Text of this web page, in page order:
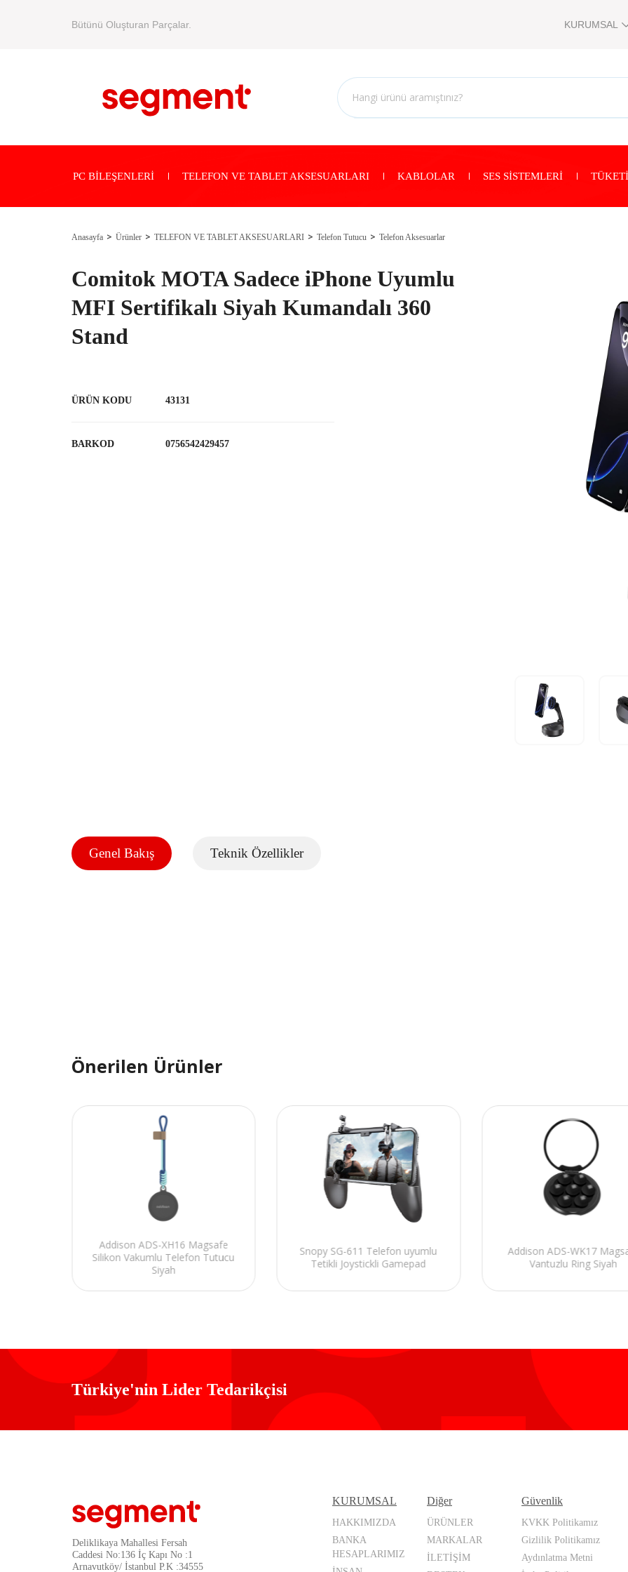
Bütünü Oluşturan Parçalar. KURUMSAL
PC BİLEŞENLERİ TELEFON VE TABLET AKSESUARLARI KABLOLAR SES SİSTEMLERİ
Anasayfa Ürünler TELEFON VE TABLET AKSESUARLARI Telefon Tutucu Telefon Aksesuarlar
Comitok MOTA Sadece iPhone Uyumlu
MFI Sertifikalı Siyah Kumandalı 360
Stand
ÜRÜN KODU 43131
BARKOD 0756542429457
Genel Bakış Teknik Özellikler
Önerilen Ürünler
Addison ADS-XH16 Magsafe
Silikon Vakumlu Telefon Tutucu
Siyah
Snopy SG-611 Telefon uyumlu
Tetikli Joystickli Gamepad
Addison ADS-WK17
Vantuzlu Ring Siyah
Türkiye'nin Lider Tedarikçisi
Deliklikaya Mahallesi Fersah
Caddesi No:136 İç Kapı No :1
Arnavutköy/ İstanbul P.K :34555
KURUMSAL
HAKKIMIZDA
BANKA
HESAPLARIMIZ
Diğer
ÜRÜNLER
MARKALAR
İLETİŞİM
Güvenlik
KVKK Politikamız
Gizlilik Politikamız
Aydınlatma Metni